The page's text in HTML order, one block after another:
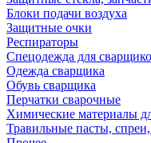
Блоки подачи воздуха
Защитные очки
Респираторы
Спецодежда для
Одежда сварщика
Обувь сварщика
Перчатки сварочные
Химические материалы
Травильные пасты,